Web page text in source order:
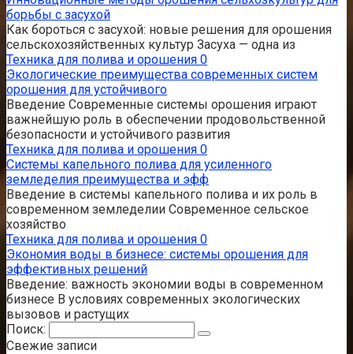
борьбы с засухой
Как бороться с засухой: новые решения для орошения
сельскохозяйственных культур Засуха — одна из
Техника для полива и орошения 0
Экологические преимущества современных систем
орошения для устойчивого
Введение Современные системы орошения играют
важнейшую роль в обеспечении продовольственной
безопасности и устойчивого развития
Техника для полива и орошения 0
Системы капельного полива для усиленного
земледелия преимущества и эфф
Введение в системы капельного полива и их роль в
современном земледелии Современное сельское
хозяйство
Техника для полива и орошения 0
Экономия воды в бизнесе: системы орошения для
эффективных решений
Введение: важность экономии воды в современном
бизнесе В условиях современных экологических
вызовов и растущих
Поиск:
Свежие записи